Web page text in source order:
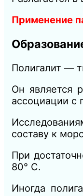
Применение
Полигалит —
Он является
ассоциации с
составу к
При
80° С.
Иногда